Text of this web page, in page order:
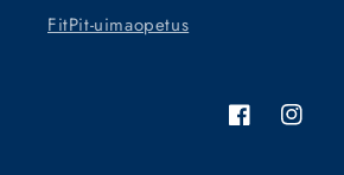
FitPit-uimaopetus
FacebookInstagram